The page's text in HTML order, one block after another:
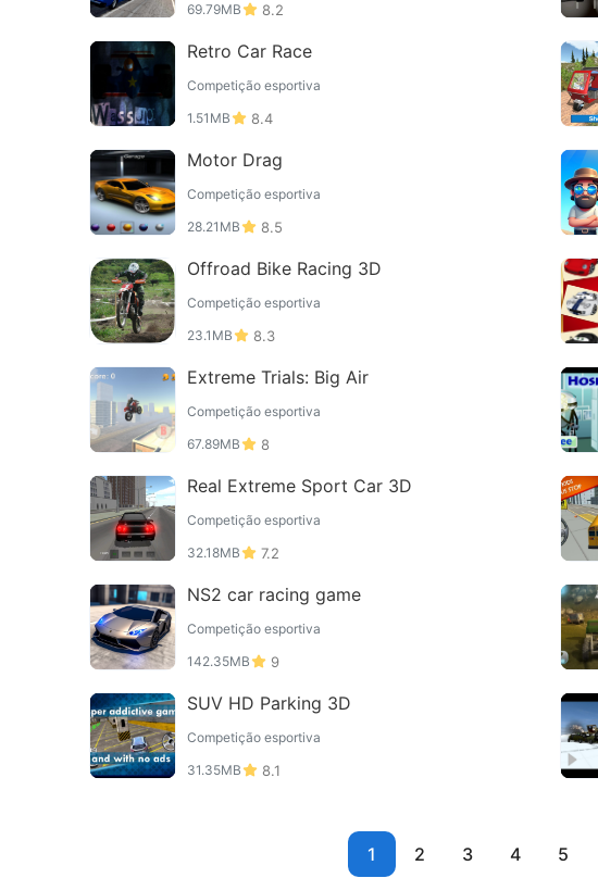
69.79MB
8.2
Retro Car Race
Competição esportiva
1.51MB
8.4
Motor Drag
Competição esportiva
28.21MB
8.5
Offroad Bike Racing 3D
Competição esportiva
23.1MB
8.3
Extreme Trials: Big Air
Competição esportiva
67.89MB
8
Real Extreme Sport Car 3D
Competição esportiva
32.18MB
7.2
NS2 car racing game
Competição esportiva
142.35MB
9
SUV HD Parking 3D
Competição esportiva
31.35MB
8.1
1 2 3 4 5